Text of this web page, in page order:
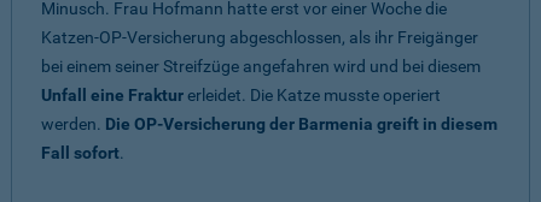
Minusch. Frau Hofmann hatte erst vor einer Woche die
Katzen-OP-Versicherung abgeschlossen, als ihr Freigänger
bei einem seiner Streifzüge angefahren wird und bei diesem
Unfall eine Frakturerleidet. Die Katze musste operiert
werden. Die OP-Versicherung der Barmenia greift in diesem
Fall sofort.